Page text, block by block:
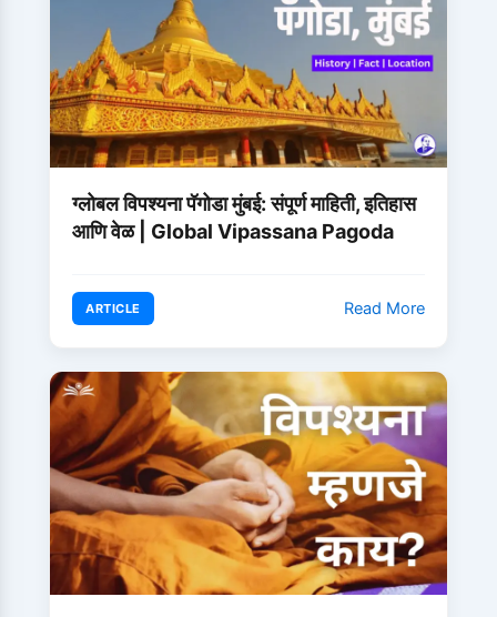
ग्लोबल विपश्यना पॅगोडा मुंबई: संपूर्ण माहिती, इतिहास
आणि वेळ | Global Vipassana Pagoda
ARTICLE Read More